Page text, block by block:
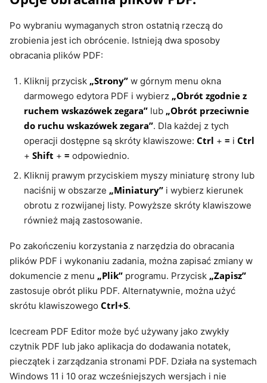
Po wybraniu wymaganych stron ostatnią rzeczą do
zrobienia jest ich obrócenie. Istnieją dwa sposoby
obracania plików PDF:
Kliknij przycisk „Strony” w górnym menu okna
darmowego edytora PDF i wybierz „Obrót zgodnie z
ruchem wskazówek zegara” lub „Obrót przeciwnie
do ruchu wskazówek zegara”. Dla każdej z tych
operacji dostępne są skróty klawiszowe: Ctrl + = i Ctrl
+ Shift + = odpowiednio.
Kliknij prawym przyciskiem myszy miniaturę strony lub
naciśnij w obszarze „Miniatury” i wybierz kierunek
obrotu z rozwijanej listy. Powyższe skróty klawiszowe
również mają zastosowanie.
Po zakończeniu korzystania z narzędzia do obracania
plików PDF i wykonaniu zadania, można zapisać zmiany w
dokumencie z menu „Plik” programu. Przycisk „Zapisz”
zastosuje obrót pliku PDF. Alternatywnie, można użyć
skrótu klawiszowego Ctrl+S.
Icecream PDF Editor może być używany jako zwykły
czytnik PDF lub jako aplikacja do dodawania notatek,
pieczątek i zarządzania stronami PDF. Działa na systemach
Windows 11 i 10 oraz wcześniejszych wersjach i nie